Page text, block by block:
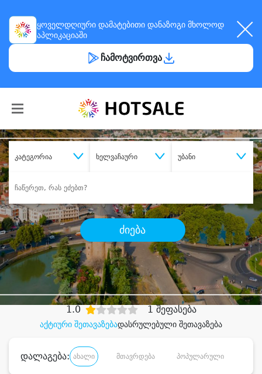
ყოველდღიური დამატებითი დანაზოგი მხოლოდ
აპლიკაციაში
ჩამოტვირთვა
კატეგორია ხელვაჩაური უბანი
ძიება
შეიძინესასურველი მომსახურება
დიდი დანაზოგით
აქტიური შეთავაზებადასრულებული შეთავაზება
1.0 1 შეფასება
დალაგება: ახალი მთავრდება პოპულარული